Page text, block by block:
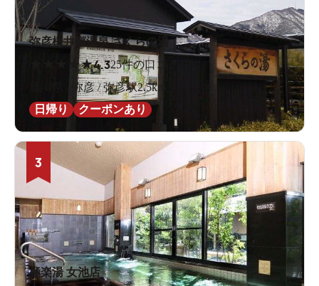
弥彦桜井郷温泉 さくらの湯
★★4.325件の口コミ
新潟県 / 弥彦 / 弥彦駅2.5km
日帰り
クーポンあり
3
極楽湯 女池店